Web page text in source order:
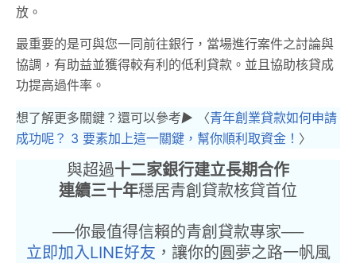
放。
最重要的是可與您一同前往銀行，當場進行案件之討論與
協調，有助益並獲得較有利的低利貸款。並且協助核貸成
功提高過件率。
想了解更多關鍵？還可以參考▶︎ 〈青年創業貸款如何申請
成功呢？ 3 要素加上這一關鍵，幫你順利取資金！ 〉
與超過十二家銀行建立長期合作
連續三十年穩居青創貸款核貸首位
──你最值得信賴的青創貸款專家──
立即加入LINE好友 ，讓你的圓夢之路一帆風